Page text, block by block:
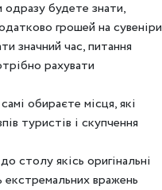
одразу будете знати,
грошей на сувеніри
значний час, питання
рахувати
обираєте місця, які
туристів і скупчення
столу якісь оригінальні
екстремальних вражень